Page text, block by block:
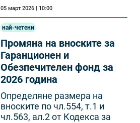
05 март 2026 | 10:00
най-четени
Промяна на вноските за
Гаранционен и
Обезпечителен фонд за
2026 година
Определяне размера на
вноските по чл.554, т.1 и
чл.563, ал.2 от Кодекса за